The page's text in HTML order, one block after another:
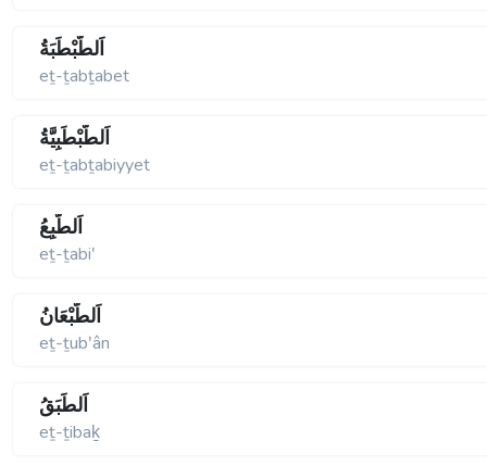
اَلطَّبْطَبَةُ
eṯ-ṯabṯabet
اَلطَّبْطَبِيَّةُ
eṯ-ṯabṯabiyyet
اَلطَّبِعُ
eṯ-ṯabiʹ
اَلطُّبْعَانُ
eṯ-ṯubʹân
اَلطِّبَقُ
eṯ-ṯibaḵ